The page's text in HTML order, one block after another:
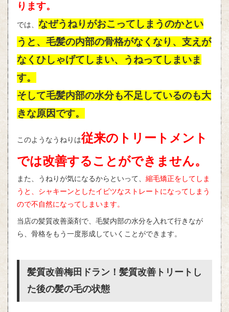
ります。
では、 なぜうねりがおこってしまうのかとい
うと、毛髪の内部の骨格がなくなり、支えが
なくひしゃげてしまい、うねってしまいま
す。
そして毛髪内部の水分も不足しているのも大
きな原因です。
このようなうねりは従来のトリートメント
では改善することができません。
また、うねりが気になるからといって、 縮毛矯正をしてしま
うと、シャキーンとしたイビツなストレートになってしまう
ので不自然になってしまいます。
当店の髪質改善薬剤で、毛髪内部の水分を入れて行きなが
ら、骨格をもう一度形成していくことができます。
髪質改善梅田ドラン！髪質改善トリートし
た後の髪の毛の状態